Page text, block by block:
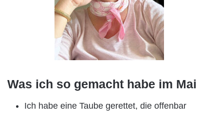
Was ich so gemacht habe im Mai
Ich habe eine Taube gerettet, die offenbar